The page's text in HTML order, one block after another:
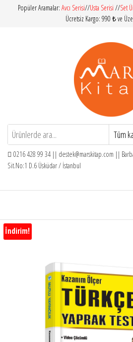
İçeriğePopüler Aramalar: Avcı Serisi//Usta Serisi //Set
Ücretsiz Kargo: 990 ₺ ve
Mars Kitap
0216 428 99 34 || destek@marskitap.com ||
Sit.No:1 D.6 Üsküdar / İstanbul
İndirim!